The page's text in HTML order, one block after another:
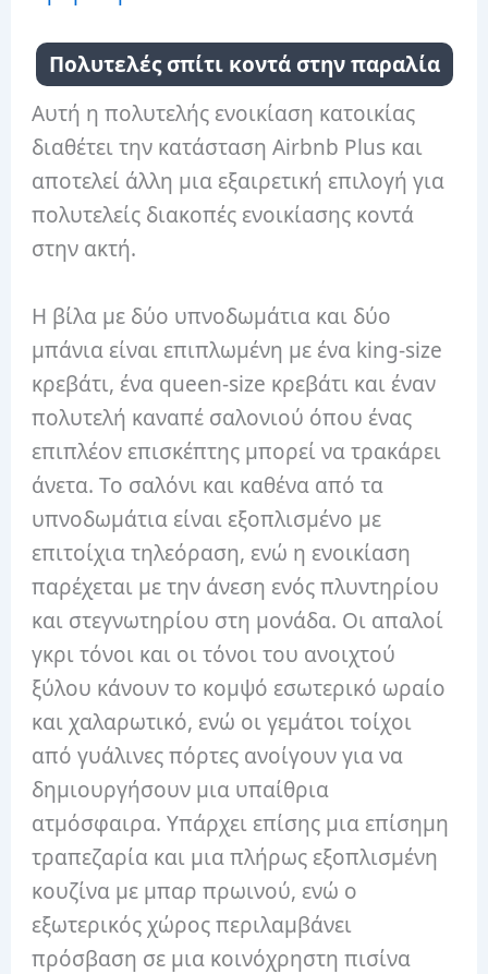
Πολυτελές σπίτι κοντά στην παραλία
Αυτή η πολυτελής ενοικίαση κατοικίας
διαθέτει την κατάσταση Airbnb Plus και
αποτελεί άλλη μια εξαιρετική επιλογή για
πολυτελείς διακοπές ενοικίασης κοντά
στην ακτή.
Η βίλα με δύο υπνοδωμάτια και δύο
μπάνια είναι επιπλωμένη με ένα king-size
κρεβάτι, ένα queen-size κρεβάτι και έναν
πολυτελή καναπέ σαλονιού όπου ένας
επιπλέον επισκέπτης μπορεί να τρακάρει
άνετα. Το σαλόνι και καθένα από τα
υπνοδωμάτια είναι εξοπλισμένο με
επιτοίχια τηλεόραση, ενώ η ενοικίαση
παρέχεται με την άνεση ενός πλυντηρίου
και στεγνωτηρίου στη μονάδα. Οι απαλοί
γκρι τόνοι και οι τόνοι του ανοιχτού
ξύλου κάνουν το κομψό εσωτερικό ωραίο
και χαλαρωτικό, ενώ οι γεμάτοι τοίχοι
από γυάλινες πόρτες ανοίγουν για να
δημιουργήσουν μια υπαίθρια
ατμόσφαιρα. Υπάρχει επίσης μια επίσημη
τραπεζαρία και μια πλήρως εξοπλισμένη
κουζίνα με μπαρ πρωινού, ενώ ο
εξωτερικός χώρος περιλαμβάνει
πρόσβαση σε μια κοινόχρηστη πισίνα